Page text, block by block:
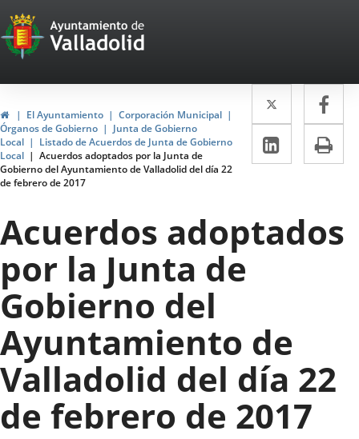
Portal
Web
del
Ayuntamiento
de
Valladolid
HomeEl Ayuntamiento
Corporación Municipal
Órganos de Gobierno
Junta de Gobierno
Local
Listado de Acuerdos de Junta de Gobierno
Local
Acuerdos adoptados por la Junta de
Gobierno del Ayuntamiento de Valladolid del día 22
de febrero de 2017
Twitter
Enlace
a
una
a
Linkedin
Enlace
a
externa.
Acuerdos adoptados
por la Junta de
Gobierno del
Ayuntamiento de
Valladolid del día 22
de febrero de 2017